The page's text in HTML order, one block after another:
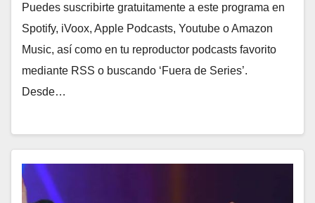
Puedes suscribirte gratuitamente a este programa en
Spotify, iVoox, Apple Podcasts, Youtube o Amazon
Music, así como en tu reproductor podcasts favorito
mediante RSS o buscando ‘Fuera de Series’.
Desde…